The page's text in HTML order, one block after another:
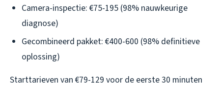
Camera-inspectie: €75-195 (98% nauwkeurige
diagnose)
Gecombineerd pakket: €400-600 (98% definitieve
oplossing)
Starttarieven van €79-129 voor de eerste 30 minuten